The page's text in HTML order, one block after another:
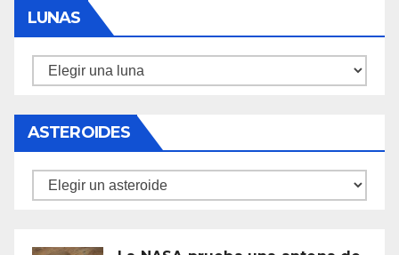
LUNAS
Lunas
ASTEROIDES
Asteroides